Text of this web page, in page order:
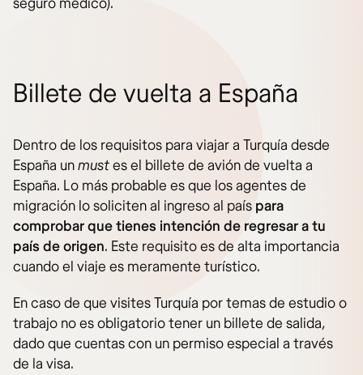
seguro médico).
Billete de vuelta a España
Dentro de los requisitos para viajar a Turquía desde
España unmustes el billete de avión de vuelta a
España. Lo más probable es que los agentes de
migración lo soliciten al ingreso al país para
comprobar que tienes intención de regresar a tu
país de origen. Este requisito es de alta importancia
cuando el viaje es meramente turístico.
En caso de que visites Turquía por temas de estudio o
trabajo no es obligatorio tener un billete de salida,
dado que cuentas con un permiso especial a través
de la visa.